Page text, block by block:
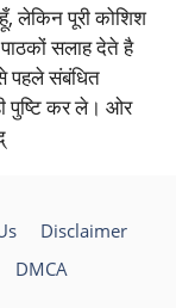
लेकिन पूरी कोशिश
सलाह देते है
पहले संबंधित
पुष्टि कर ले। ओर
Disclaimer
DMCA